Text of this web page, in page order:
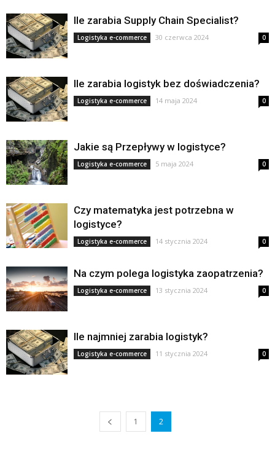
Ile zarabia Supply Chain Specialist?
Logistyka e-commerce 30 czerwca 2024 0
Ile zarabia logistyk bez doświadczenia?
Logistyka e-commerce 14 maja 2024 0
Jakie są Przepływy w logistyce?
Logistyka e-commerce 5 maja 2024 0
Czy matematyka jest potrzebna w
logistyce?
Logistyka e-commerce 14 stycznia 2024 0
Na czym polega logistyka zaopatrzenia?
Logistyka e-commerce 13 stycznia 2024 0
Ile najmniej zarabia logistyk?
Logistyka e-commerce 11 stycznia 2024 0
1 2